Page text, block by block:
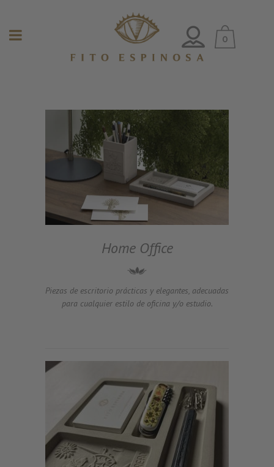
0
Home Office
Piezas de escritorio prácticas y elegantes, adecuadas
para cualquier estilo de oficina y/o estudio.